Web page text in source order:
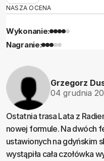
NASZA OCENA
Wykonanie:
Nagranie:
Grzegorz
04 grudnia
Ostatnia trasa Lata z
nowej formule. Na dwóch
ustawionych na gdyńskim
wystąpiła cała czołówka